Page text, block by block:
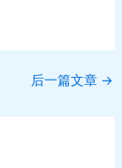
后一篇文章 →